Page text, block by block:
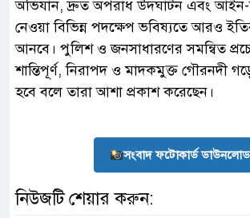
অভিযান, দ্রুত অপরাধ উদ্ঘাটন এবং আইন-
নেওয়া বিভিন্ন পদক্ষেপ ভবিষ্যতে আরও
আনবে। পুলিশ ও জনসাধারণের সমন্বিত
শান্তিপূর্ণ, নিরাপদ ও মাদকমুক্ত গৌরনদী
হবে বলে তারা আশা প্রকাশ করেছেন।
সংবাদ ফটোকার্ড ডাউনলোড
নিউজটি শেয়ার করুন: